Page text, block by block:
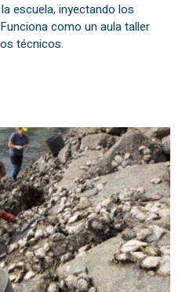
escuela, inyectando los
como un aula taller
técnicos.